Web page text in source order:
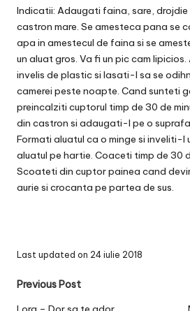
Indicatii: Adaugati faina, sare,
castron mare. Se amesteca pana se
apa in amestecul de faina si se
un aluat gros. Va fi un pic cam
invelis de plastic si lasati-l sa se
camerei peste noapte. Cand sunteti
preincalziti cuptorul timp de 30 de
din castron si adaugati-l pe o
Formati aluatul ca o minge si inveliti-l
aluatul pe hartie. Coaceti timp de 30
Scoateti din cuptor painea cand
aurie si crocanta pe partea de sus.
Last updated on 24 iulie 2018
Post
Previous Post